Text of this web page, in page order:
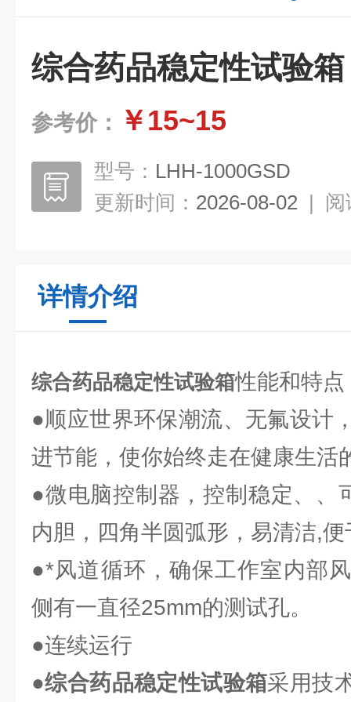
综合药品稳定性试验箱
参考价： ￥15~15
型号： LHH-1000GSD
更新时间： 2026-08-02 | 阅
详情介绍
综合药品稳定性试验箱性能和特点
●顺应世界环保潮流、无氟设计
进节能，使你始终走在健康生活
●微电脑控制器，控制稳定、、
内胆，四角半圆弧形，易清洁,
●*风道循环，确保工作室内部
侧有一直径25mm的测试孔。
●连续运行
●综合药品稳定性试验箱采用技